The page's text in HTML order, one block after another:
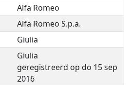
Alfa Romeo
Alfa Romeo S.p.a.
Giulia
Giulia
geregistreerd op do 15 sep
2016